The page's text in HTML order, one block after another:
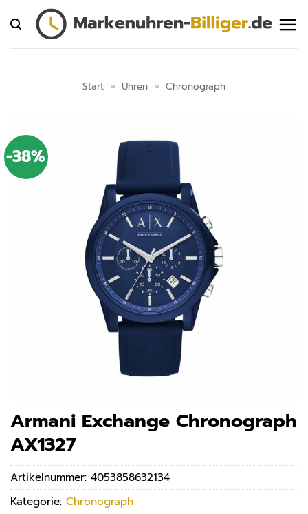
Inhalt
springen
Start » Uhren » Chronograph
-38%
Armani Exchange Chronograph
AX1327
Artikelnummer: 4053858632134
Kategorie: Chronograph